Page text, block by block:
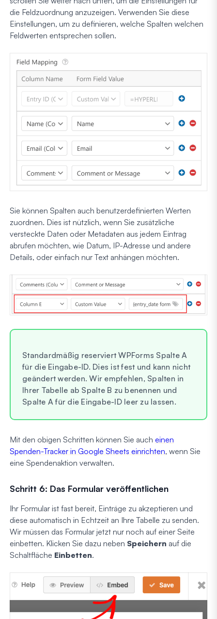
die Feldzuordnung anzuzeigen. Verwenden Sie diese
Einstellungen, um zu definieren, welche Spalten welchen
Feldwerten entsprechen sollen.
Sie können Spalten auch benutzerdefinierten Werten
zuordnen. Dies ist nützlich, wenn Sie zusätzliche
versteckte Daten oder Metadaten aus jedem Eintrag
abrufen möchten, wie Datum, IP-Adresse und andere
Details, oder einfach nur Text anhängen möchten.
Standardmäßig reserviert WPForms Spalte A
für die Eingabe-ID. Dies ist fest und kann nicht
geändert werden. Wir empfehlen, Spalten in
Ihrer Tabelle ab Spalte B zu benennen und
Spalte A für die Eingabe-ID leer zu lassen.
Mit den obigen Schritten können Sie auch einen
Spenden-Tracker in Google Sheets einrichten, wenn Sie
eine Spendenaktion verwalten.
Schritt 6: Das Formular veröffentlichen
Ihr Formular ist fast bereit, Einträge zu akzeptieren und
diese automatisch in Echtzeit an Ihre Tabelle zu senden.
Wir müssen das Formular jetzt nur noch auf einer Seite
einbetten. Klicken Sie dazu neben Speichern auf die
Schaltfläche Einbetten.